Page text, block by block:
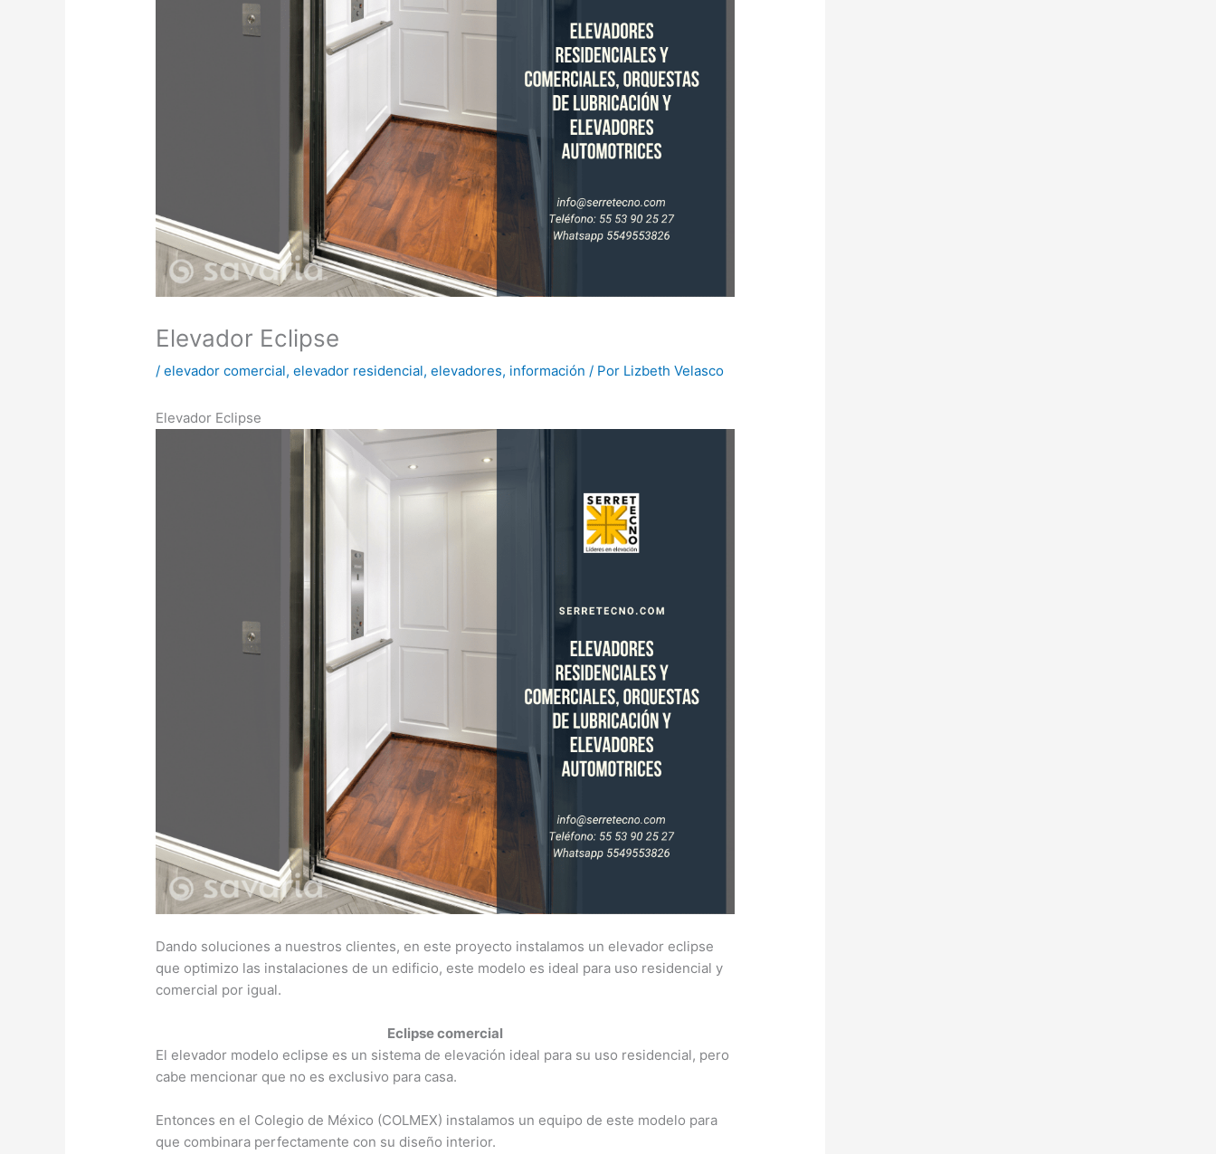
Elevador Eclipse
/elevador comercial,elevador residencial,elevadores, información / Por Lizbeth Velasco
Elevador Eclipse
Dando soluciones a nuestros clientes, en este proyecto instalamos un elevador eclipse
que optimizo las instalaciones de un edificio, este modelo es ideal para uso residencial y
comercial por igual.
Eclipse comercial
El elevador modelo eclipse es un sistema de elevación ideal para su uso residencial, pero
cabe mencionar que no es exclusivo para casa.
Entonces en el Colegio de México (COLMEX) instalamos un equipo de este modelo para
que combinara perfectamente con su diseño interior.